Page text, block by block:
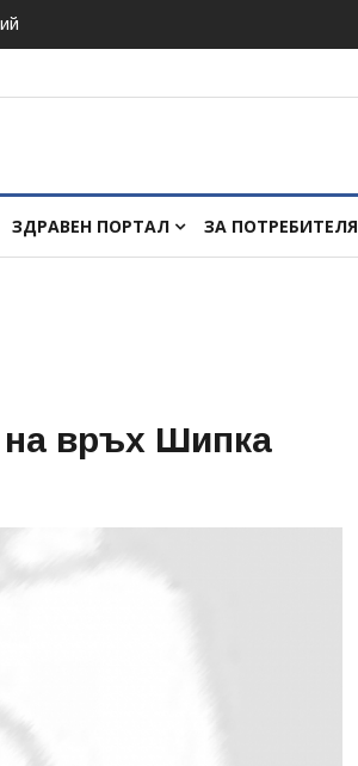
ЗДРАВЕН ПОРТАЛ ЗА ПОТРЕБИТЕЛЯ
на връх Шипка